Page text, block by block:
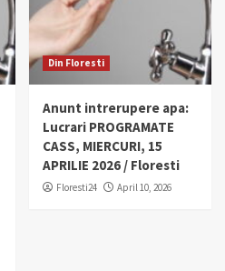
Din Floresti
Anunt intrerupere apa:
Lucrari PROGRAMATE
CASS, MIERCURI, 15
APRILIE 2026 / Floresti
Floresti24 April 10, 2026